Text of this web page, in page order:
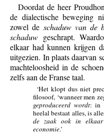
Doordat de heer
de dialectische beweging
zowel de schaduw van de
schaduw geschrapt.
elkaar had kunnen krijgen
uitgezien. In plaats daarvan
machteloosheid in de
zelfs aan de Franse taal.
‘Het klopt dus niet
filosoof, ‘wanneer men
geproduceerd wordt: in
heelal bestaat alles, is
de zaak ook in
economie.’